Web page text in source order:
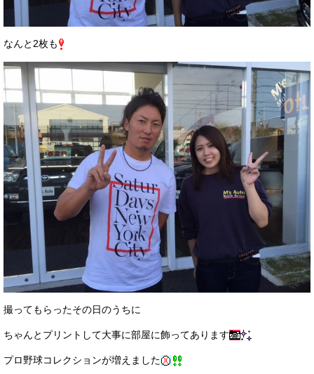
なんと2枚も
撮ってもらったその日のうちに
ちゃんとプリントして大事に部屋に飾ってあります
プロ野球コレクションが増えました